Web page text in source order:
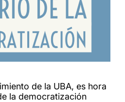
de la UBA, es hora
la democratización